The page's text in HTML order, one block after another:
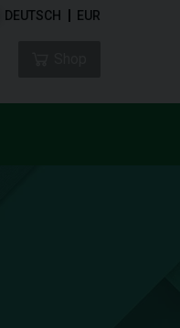
DEUTSCH EUR